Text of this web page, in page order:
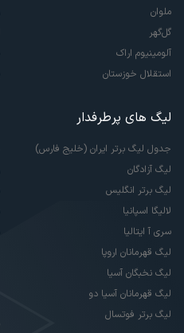
ملوان
گل‌گهر
آلومینیوم اراک
استقلال خوزستان
لیگ های پرطرفدار
جدول لیگ برتر ایران (خلیج فارس)
لیگ آزادگان
لیگ برتر انگلیس
لالیگا اسپانیا
سری آ ایتالیا
لیگ قهرمانان اروپا
لیگ نخبگان آسیا
لیگ قهرمانان آسیا دو
لیگ برتر فوتسال